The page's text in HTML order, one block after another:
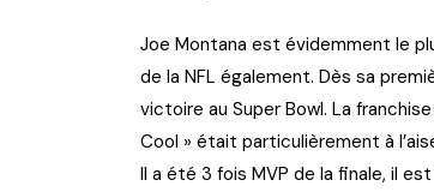
Joe Montana est évidemment le
de la NFL également. Dès sa
victoire au Super Bowl. La
Cool » était particulièrement à
Il a été 3 fois MVP de la finale, il